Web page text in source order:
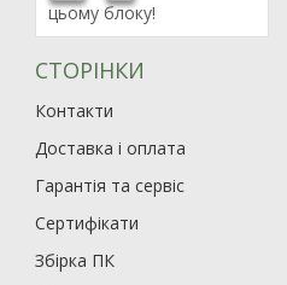
цьому блоку!
СТОРІНКИ
Контакти
Доставка і оплата
Гарантія та сервіс
Сертифікати
Збірка ПК